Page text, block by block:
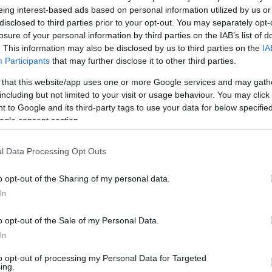
interest-based ads based on personal information utilized by us
to third parties prior to your opt-out. You may separately
of your personal information by third parties on the IAB’s list of
This information may also be disclosed by us to third parties on the
Participants that may further disclose it to other third parties.
that this website/app uses one or more Google services and may
but not limited to your visit or usage behaviour. You may
to Google and its third-party tags to use your data for below
consent section.
Data Processing Opt Outs
opt-out of the Sharing of my personal data.
opt-out of the Sale of my Personal Data.
opt-out of processing my Personal Data for Targeted
αυξήσεις έρχονται
ιδιωτικό τομέα
6:27μμ
ΟΙΚΟΝΟΜΙΑ
Οι αλλαγές στον φορολογικό
χάρτη και τα μέτρα για την
θα δούμε το 2025